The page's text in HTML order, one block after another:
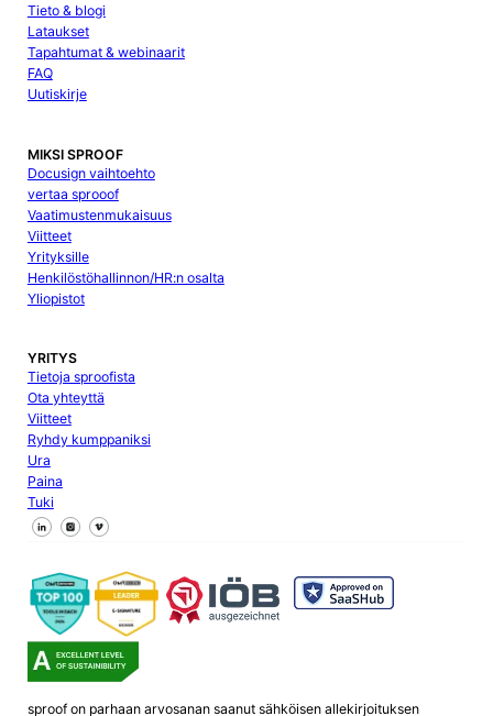
Tieto & blogi
Lataukset
Tapahtumat & webinaarit
FAQ
Uutiskirje
MIKSI SPROOF
Docusign vaihtoehto
vertaa sprooof
Vaatimustenmukaisuus
Viitteet
Yrityksille
Henkilöstöhallinnon/HR:n osalta
Yliopistot
YRITYS
Tietoja sproofista
Ota yhteyttä
Viitteet
Ryhdy kumppaniksi
Ura
Paina
Tuki
Seuraa meitä Facebookissa
Seuraa meitä X
Seuraa meitä LinkedInissä
sproof on parhaan arvosanan saanut sähköisen allekirjoituksen